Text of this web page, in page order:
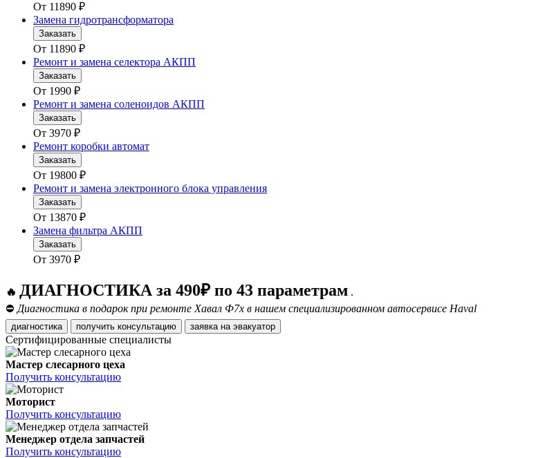
От 11890 ₽
Замена гидротрансформатора
Заказать
От 11890 ₽
Ремонт и замена селектора АКПП
Заказать
От 1990 ₽
Ремонт и замена соленоидов АКПП
Заказать
От 3970 ₽
Ремонт коробки автомат
Заказать
От 19800 ₽
Ремонт и замена электронного блока управления
Заказать
От 13870 ₽
Замена фильтра АКПП
Заказать
От 3970 ₽
🔥 ДИАГНОСТИКА за 490₽ по 43 параметрам .
⛔ Диагностика в подарок при ремонте Хавал Ф7х в нашем специализированном автосервисе Haval
диагностика получить консультацию заявка на эвакуатор
Сертифицированные специалисты
Мастер слесарного цеха
Получить консультацию
Моторист
Получить консультацию
Менеджер отдела запчастей
Получить консультацию